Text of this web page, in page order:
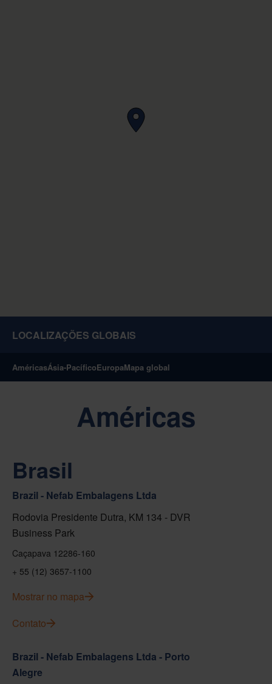
LOCALIZAÇÕES GLOBAIS
AméricasÁsia-PacíficoEuropaMapa global
Américas
Brasil
Brazil - Nefab Embalagens Ltda
Rodovia Presidente Dutra, KM 134 - DVR
Business Park
Caçapava 12286-160
+ 55 (12) 3657-1100
Mostrar no mapa
Contato
Brazil - Nefab Embalagens Ltda - Porto
Alegre